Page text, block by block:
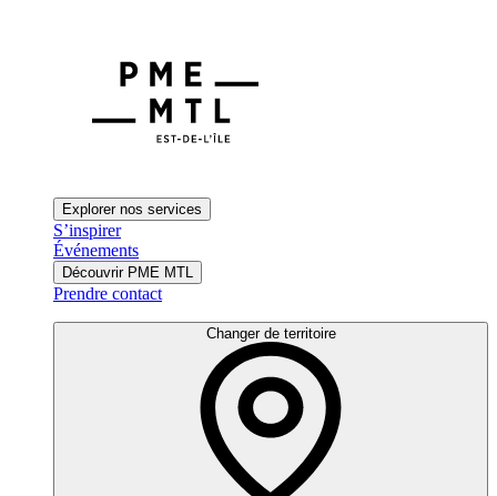
Explorer nos services
S’inspirer
Événements
Découvrir PME MTL
Prendre contact
Changer de territoire